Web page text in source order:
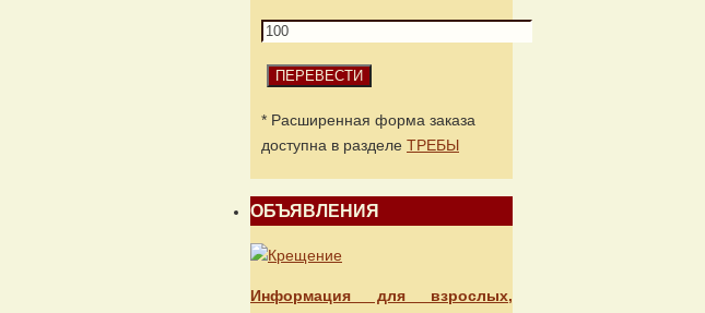
* Расширенная форма заказа
доступна в разделе ТРЕБЫ
ОБЪЯВЛЕНИЯ
Информация для взрослых,